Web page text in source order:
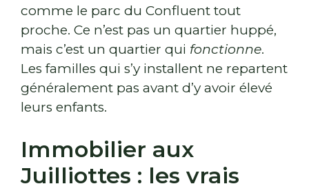
comme le parc du Confluent tout
proche. Ce n’est pas un quartier huppé,
mais c’est un quartier qui fonctionne.
Les familles qui s’y installent ne repartent
généralement pas avant d’y avoir élevé
leurs enfants.
Immobilier aux
Juilliottes : les vrais